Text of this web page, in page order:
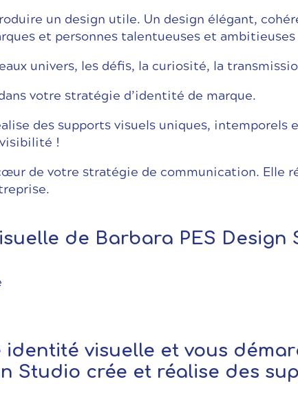
un design utile. Un design élégant,
et personnes talentueuses et ambitieuses
univers, les défis, la curiosité, la
votre stratégie d’identité de marque.
des supports visuels uniques, intemporels
!
de votre stratégie de communication. Elle
de Barbara PES Design
visuelle et vous
Studio crée et réalise des